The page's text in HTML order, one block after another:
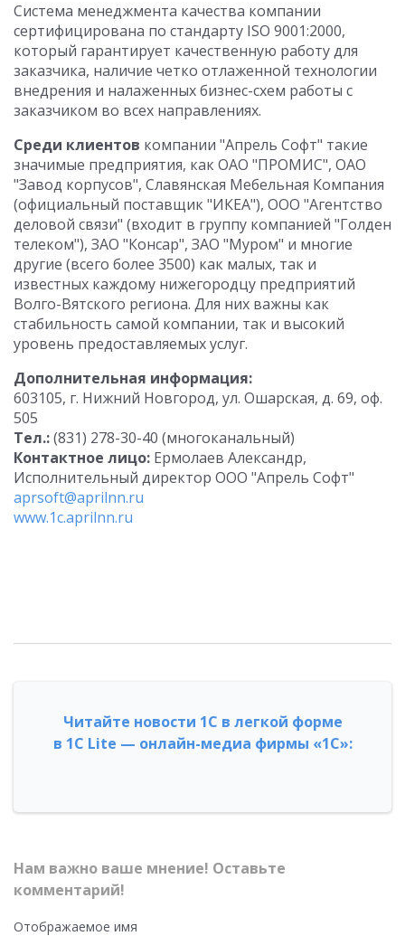
Система менеджмента качества компании
сертифицирована по стандарту ISO 9001:2000,
который гарантирует качественную работу для
заказчика, наличие четко отлаженной технологии
внедрения и налаженных бизнес-схем работы с
заказчиком во всех направлениях.
Среди клиентов компании "Апрель Софт" такие
значимые предприятия, как ОАО "ПРОМИС", ОАО
"Завод корпусов", Славянская Мебельная Компания
(официальный поставщик "ИКЕА"), ООО "Агентство
деловой связи" (входит в группу компанией "Голден
телеком"), ЗАО "Консар", ЗАО "Муром" и многие
другие (всего более 3500) как малых, так и
известных каждому нижегородцу предприятий
Волго-Вятского региона. Для них важны как
стабильность самой компании, так и высокий
уровень предоставляемых услуг.
Дополнительная информация:
603105, г. Нижний Новгород, ул. Ошарская, д. 69, оф.
505
Тел.:(831) 278-30-40 (многоканальный)
Контактное лицо: Ермолаев Александр,
Исполнительный директор ООО "Апрель Софт"
aprsoft@aprilnn.ru
www.1c.aprilnn.ru
Читайте новости 1С в легкой форме
в 1С Lite — онлайн-медиа фирмы «1С»:
Нам важно ваше мнение! Оставьте
комментарий!
Отображаемое имя